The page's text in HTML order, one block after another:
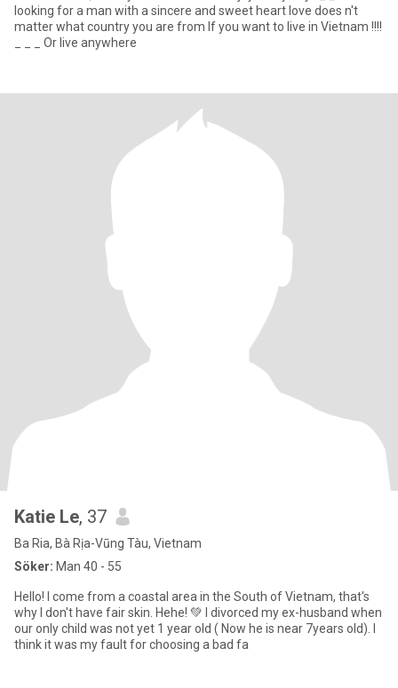
looking for a man with a sincere and sweet heart love does n't
matter what country you are from If you want to live in Vietnam !!!!
_ _ _ Or live anywhere
Katie Le, 37
Ba Ria, Bà Rịa-Vũng Tàu, Vietnam
Söker: Man 40 - 55
Hello! I come from a coastal area in the South of Vietnam, that's
why I don't have fair skin. Hehe! 💚 I divorced my ex-husband when
our only child was not yet 1 year old ( Now he is near 7years old). I
think it was my fault for choosing a bad fa